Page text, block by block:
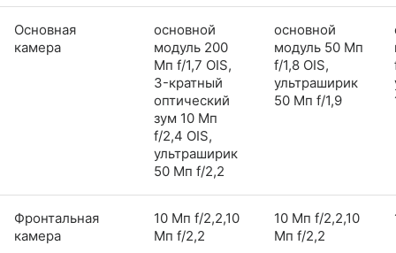
Основная
камера
основной
модуль 200
Мп f/1,7 OIS,
3-кратный
оптический
зум 10 Мп
f/2,4 OIS,
ультраширик
50 Мп f/2,2
основной
модуль 50 Мп
f/1,8 OIS,
ультраширик
50 Мп f/1,9
Фронтальная
камера
10 Мп f/2,2,10
Мп f/2,2
10 Мп f/2,2,10
Мп f/2,2